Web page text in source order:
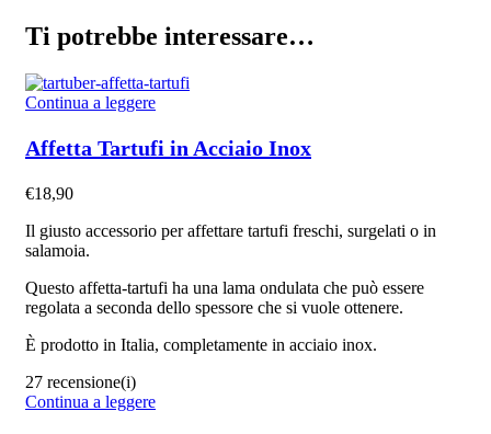
Ti potrebbe interessare…
Continua a leggere
Affetta Tartufi in Acciaio Inox
€18,90
Il giusto accessorio per affettare tartufi freschi, surgelati o in
salamoia.
Questo affetta-tartufi ha una lama ondulata che può essere
regolata a seconda dello spessore che si vuole ottenere.
È prodotto in Italia, completamente in acciaio inox.
27 recensione(i)
Continua a leggere